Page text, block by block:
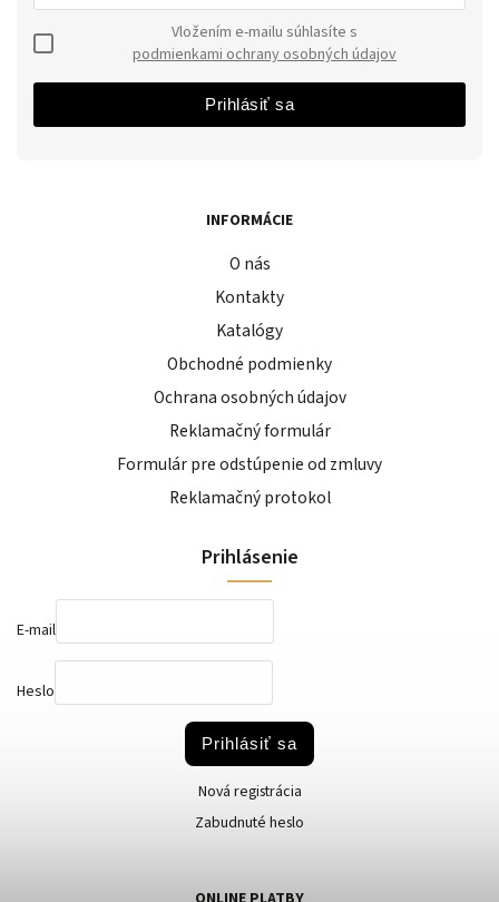
INFORMÁCIE
O nás
Kontakty
Katalógy
Obchodné podmienky
Ochrana osobných údajov
Reklamačný formulár
Formulár pre odstúpenie od zmluvy
Reklamačný protokol
podmienkami ochrany osobných údajov
Prihlásiť sa
Prihlásenie
E-mail
Heslo
Prihlásiť sa
Nová registrácia
Zabudnuté heslo